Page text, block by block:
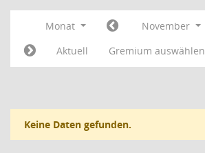
Monat November
Aktuell
Gremium auswählen
Keine Daten gefunden.